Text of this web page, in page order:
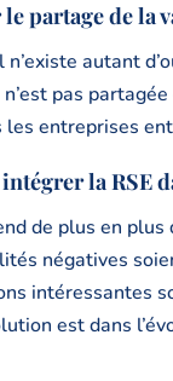
partage de la
autant
pas
les entreprises
la RSE
de plus en
négatives
intéressantes
est dans